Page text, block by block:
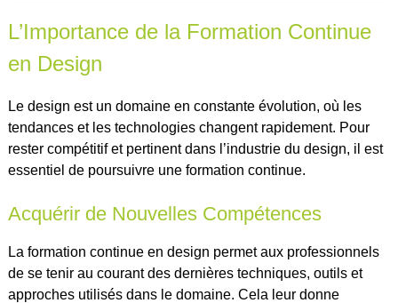
L’Importance de la Formation Continue
en Design
Le design est un domaine en constante évolution, où les
tendances et les technologies changent rapidement. Pour
rester compétitif et pertinent dans l’industrie du design, il est
essentiel de poursuivre une formation continue.
Acquérir de Nouvelles Compétences
La formation continue en design permet aux professionnels
de se tenir au courant des dernières techniques, outils et
approches utilisés dans le domaine. Cela leur donne